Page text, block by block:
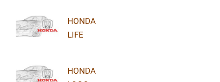
HONDA
LIFE
HONDA